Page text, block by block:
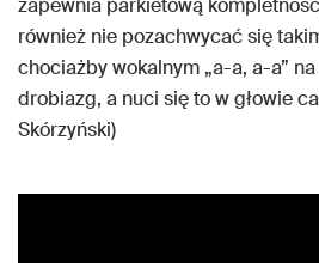
zapewnia parkietową
również nie pozachwycać się
chociażby wokalnym „a-a, a-a”
drobiazg, a nuci się to w głowie
Skórzyński)